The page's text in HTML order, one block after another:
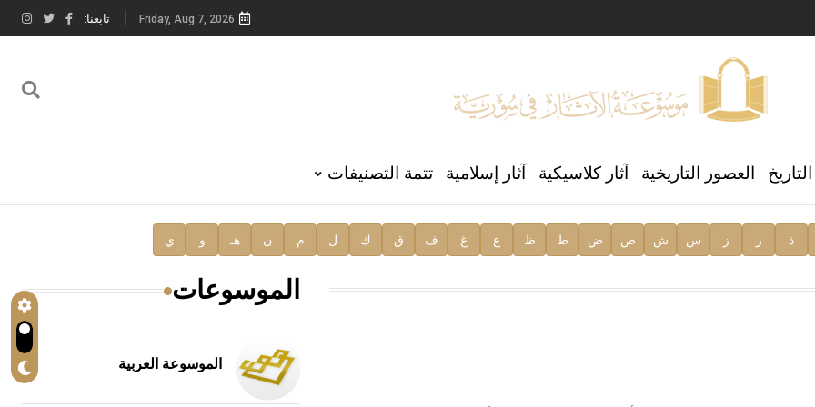
العالمي للغة العربية
Friday, Aug 7, 2026 تابعنا:
العصور التاريخية آثار كلاسيكية آثار إسلامية تتمة التصنيفات
ذ ر ز س ش ص ض ط ظ ع غ ف ق ك ل م ن هـ و ي
الموسوعات
الموسوعة العربية